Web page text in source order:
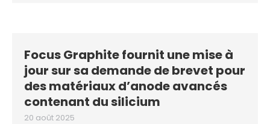
Focus Graphite fournit une mise à
jour sur sa demande de brevet pour
des matériaux d’anode avancés
contenant du silicium
20 août 2025